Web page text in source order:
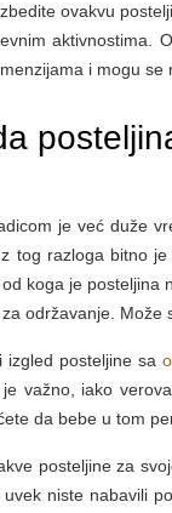
ovakvu
aktivnostima.
i mogu
je već duže
tog razloga bitno
koga je
održavanje. Može
izgled posteljine sa
važno, iako
da bebe u tom
posteljine za
niste nabavili